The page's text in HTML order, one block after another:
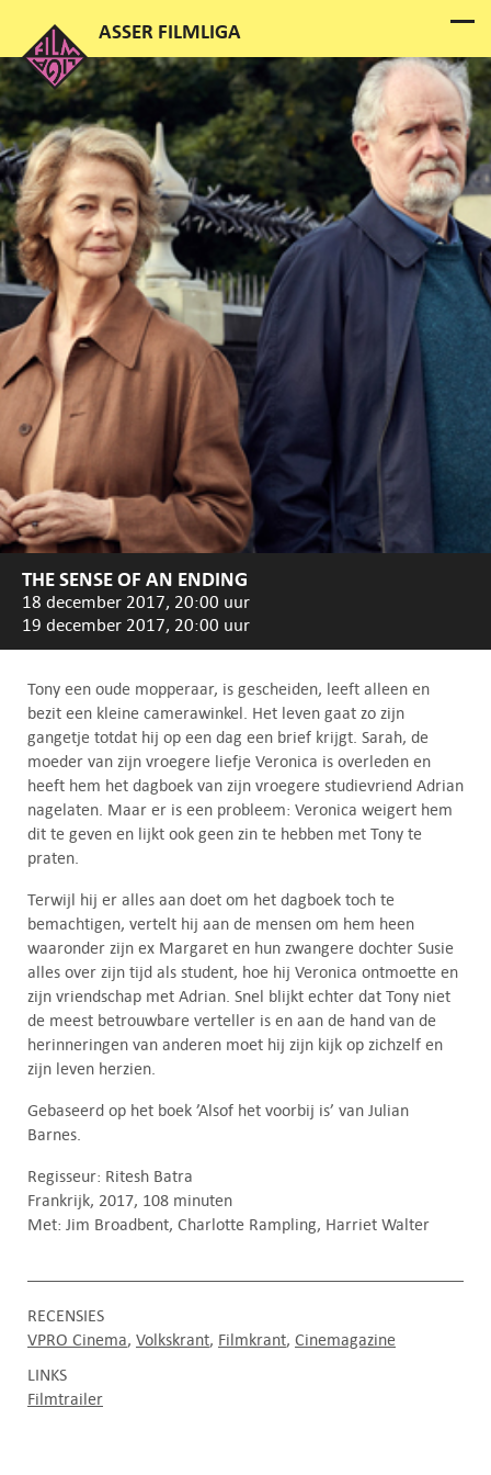
THE SENSE OF AN ENDING
18 december 2017, 20:00 uur
19 december 2017, 20:00 uur
Tony een oude mopperaar, is gescheiden, leeft alleen en
bezit een kleine camerawinkel. Het leven gaat zo zijn
gangetje totdat hij op een dag een brief krijgt. Sarah, de
moeder van zijn vroegere liefje Veronica is overleden en
heeft hem het dagboek van zijn vroegere studievriend Adrian
nagelaten. Maar er is een probleem: Veronica weigert hem
dit te geven en lijkt ook geen zin te hebben met Tony te
praten.
Terwijl hij er alles aan doet om het dagboek toch te
bemachtigen, vertelt hij aan de mensen om hem heen
waaronder zijn ex Margaret en hun zwangere dochter Susie
alles over zijn tijd als student, hoe hij Veronica ontmoette en
zijn vriendschap met Adrian. Snel blijkt echter dat Tony niet
de meest betrouwbare verteller is en aan de hand van de
herinneringen van anderen moet hij zijn kijk op zichzelf en
zijn leven herzien.
Gebaseerd op het boek ’Alsof het voorbij is’ van Julian
Barnes.
Regisseur: Ritesh Batra
Frankrijk, 2017, 108 minuten
Met: Jim Broadbent, Charlotte Rampling, Harriet Walter
RECENSIES
VPRO Cinema Volkskrant Filmkrant Cinemagazine
LINKS
Filmtrailer